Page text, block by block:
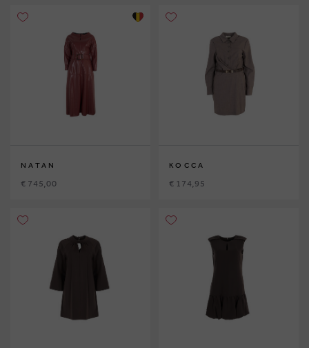
NATAN
€ 745,00
KOCCA
€ 174,95